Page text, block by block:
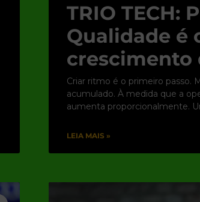
TRIO TECH:
Qualidade é
crescimento
Criar ritmo é o primeiro passo.
acumulado. À medida que a
aumenta proporcionalmente.
LEIA MAIS »